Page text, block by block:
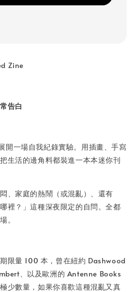
Zine
告白
開一場自我紀錄實驗。用插畫、手寫
生活的邊角料都裝進一本本迷你刊
、家庭的熱鬧（或混亂）、還有
裡？」這種深夜限定的自問。全都
。
限量 100 本，曾在紐約 Dashwood
、以及歐洲的 Antenne Books
少數量，如果你喜歡這種混亂又真